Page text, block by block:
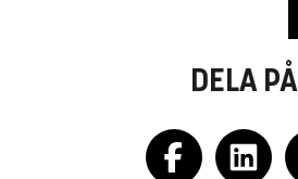
DELA PÅ